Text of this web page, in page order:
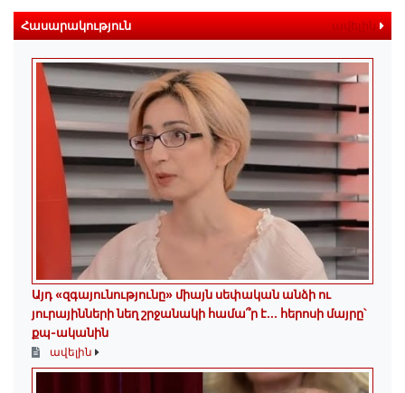
Հասարակություն ավելին
Այդ «զգայունությունը» միայն սեփական անձի ու
յուրայինների նեղ շրջանակի համա՞ր է․․․ հերոսի մայրը՝
քպ-ականին
ավելին